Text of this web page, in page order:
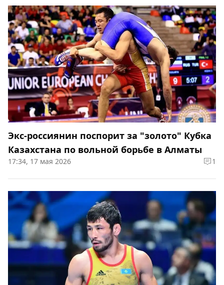
Экс-россиянин поспорит за "золото" Кубка
Казахстана по вольной борьбе в Алматы
17:34, 17 мая 2026 1